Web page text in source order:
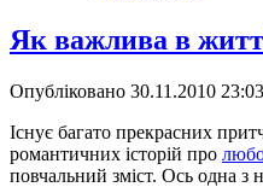
Як важлива в
Опубліковано 30.11.2010 23:03
Існує багато прекрасних
романтичних історій про
повчальний зміст. Ось одна з